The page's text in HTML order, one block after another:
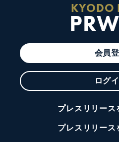
KYODO
会員
ログ
プレスリリース
プレスリリース